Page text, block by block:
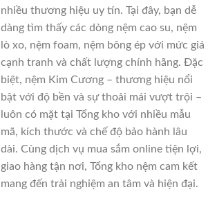
nhiều thương hiệu uy tín. Tại đây, bạn dễ
dàng tìm thấy các dòng nệm cao su, nệm
lò xo, nệm foam, nệm bông ép với mức giá
cạnh tranh và chất lượng chính hãng. Đặc
biệt, nệm Kim Cương – thương hiệu nổi
bật với độ bền và sự thoải mái vượt trội –
luôn có mặt tại Tổng kho với nhiều mẫu
mã, kích thước và chế độ bảo hành lâu
dài. Cùng dịch vụ mua sắm online tiện lợi,
giao hàng tận nơi, Tổng kho nệm cam kết
mang đến trải nghiệm an tâm và hiện đại.